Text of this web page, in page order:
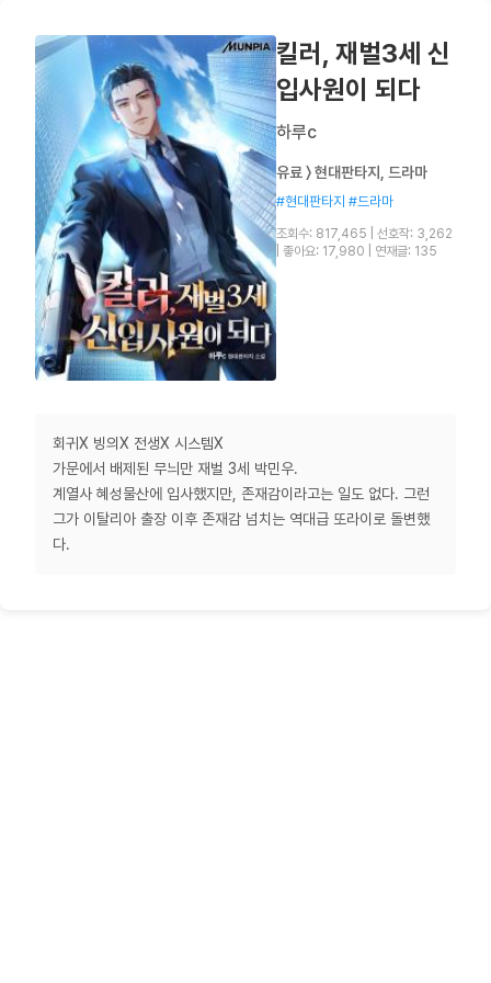
킬러, 재벌3세 신
입사원이 되다
하루c
유료 〉 현대판타지, 드라마
#현대판타지 #드라마
조회수: 817,465
선호작: 3,262
좋아요: 17,980 연재글: 135
회귀X 빙의X 전생X 시스템X
가문에서 배제된 무늬만 재벌 3세 박민우.
계열사 혜성물산에 입사했지만, 존재감이라고는 일도 없다. 그런
그가 이탈리아 출장 이후 존재감 넘치는 역대급 또라이로 돌변했
다.